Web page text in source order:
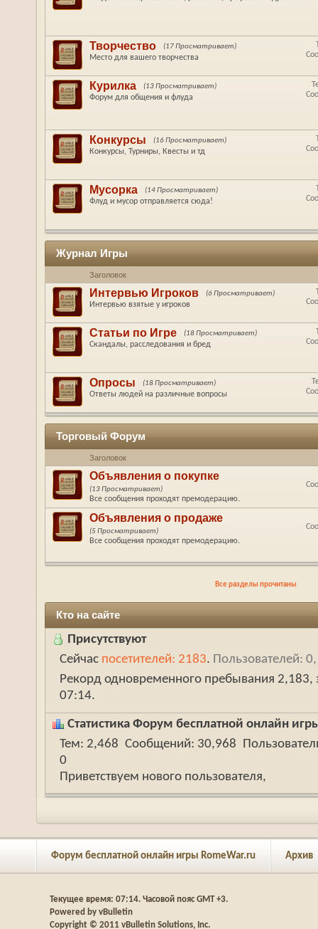
Творчество (17 Просматривает)
Место для вашего творчества
Курилка (13 Просматривает)
Форум для общения и флуда
Конкурсы (16 Просматривает)
Конкурсы, Турниры, Квесты и тд
Мусорка (14 Просматривает)
Флуд и мусор отправляется сюда!
Журнал Игры
Заголовок
Интервью Игроков (6 Просматривает)
Интервью взятые у игроков
Статьи по Игре (18 Просматривает)
Скандалы, расследования и бред
Опросы (18 Просматривает)
Ответы людей на различные вопросы
Торговый Форум
Заголовок
Объявления о покупке
(13 Просматривает)
Все сообщения проходят премодерацию.
Объявления о продаже
(5 Просматривает)
Все сообщения проходят премодерацию.
Все разделы прочитаны
Кто на сайте
Присутствуют
Сейчас посетителей: 2183. Пользователей:
Рекорд одновременного пребывания 2,183,
07:14.
Статистика Форум бесплатной онлайн
Тем 2,468 Сообщений 30,968
0
Приветствуем нового пользователя,
Форум бесплатной онлайн игры RomeWar.ru Архив
Текущее время: 07:14. Часовой пояс GMT +3.
Powered by vBulletin
Copyright © 2011 vBulletin Solutions, Inc.